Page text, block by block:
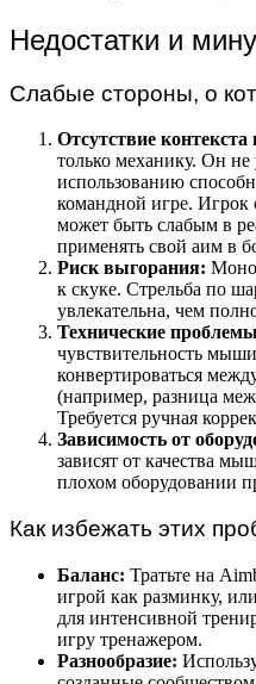
Недостатки и
Слабые стороны, о
Отсутствие
только механику. Он
использованию
командной игре. Игрок
может быть слабым в
применять свой аим в
Риск выгорания:
к скуке. Стрельба по
увлекательна, чем
Технические
чувствительность
конвертироваться
(например, разница
Требуется ручная
Зависимость от
зависят от качества
плохом оборудовании
Как избежать этих
Баланс: Тратьте на
игрой как разминку,
для интенсивной
игру тренажером.
Разнообразие: